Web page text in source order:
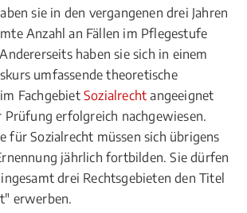
sie in den vergangenen drei Jahren
Anzahl an Fällen im Pflegestufe
haben sie sich in einem
umfassende theoretische
FachgebietSozialrecht angeeignet
Prüfung erfolgreich nachgewiesen.
für Sozialrecht müssen sich übrigens
jährlich fortbilden. Sie dürfen
drei Rechtsgebieten den Titel
erwerben.